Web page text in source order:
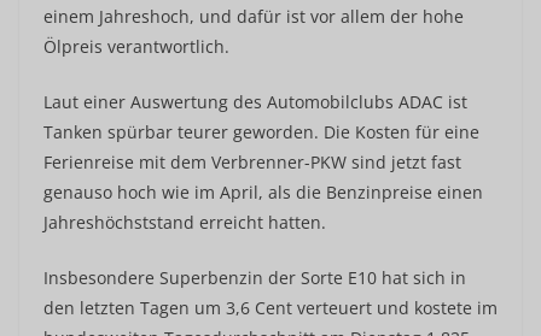
einem Jahreshoch, und dafür ist vor allem der hohe
Ölpreis verantwortlich.
Laut einer Auswertung des Automobilclubs ADAC ist
Tanken spürbar teurer geworden. Die Kosten für eine
Ferienreise mit dem Verbrenner-PKW sind jetzt fast
genauso hoch wie im April, als die Benzinpreise einen
Jahreshöchststand erreicht hatten.
Insbesondere Superbenzin der Sorte E10 hat sich in
den letzten Tagen um 3,6 Cent verteuert und kostete im